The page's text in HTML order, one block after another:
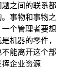
之间的联系都
事物和事物之
个管理者要想
机器的零件，
能离开这个部
企业资源